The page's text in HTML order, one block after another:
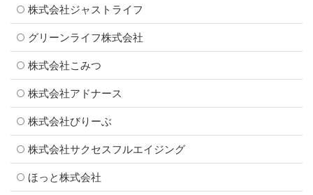
株式会社ジャストライフ
グリーンライフ株式会社
株式会社こみつ
株式会社アドナース
株式会社びりーぶ
株式会社サクセスフルエイジング
ほっと株式会社